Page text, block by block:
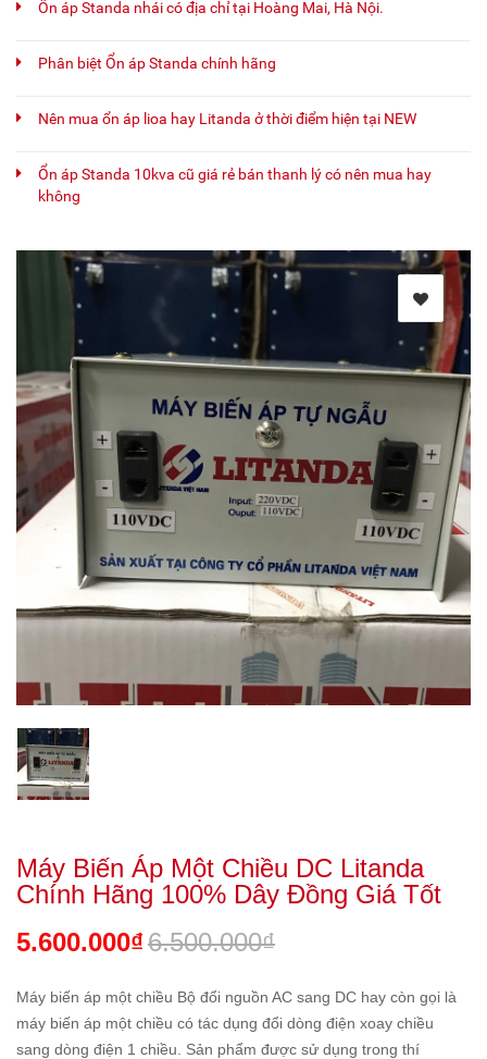
Ổn áp Standa nhái có địa chỉ tại Hoàng Mai, Hà Nội.
Phân biệt Ổn áp Standa chính hãng
Nên mua ổn áp lioa hay Litanda ở thời điểm hiện tại NEW
Ổn áp Standa 10kva cũ giá rẻ bán thanh lý có nên mua hay
không
Máy Biến Áp Một Chiều DC Litanda
Chính Hãng 100% Dây Đồng Giá Tốt
5.600.000₫6.500.000₫
Máy biến áp một chiều Bộ đổi nguồn AC sang DC hay còn gọi là
máy biến áp một chiều có tác dụng đổi dòng điện xoay chiều
sang dòng điện 1 chiều. Sản phẩm được sử dụng trong thí